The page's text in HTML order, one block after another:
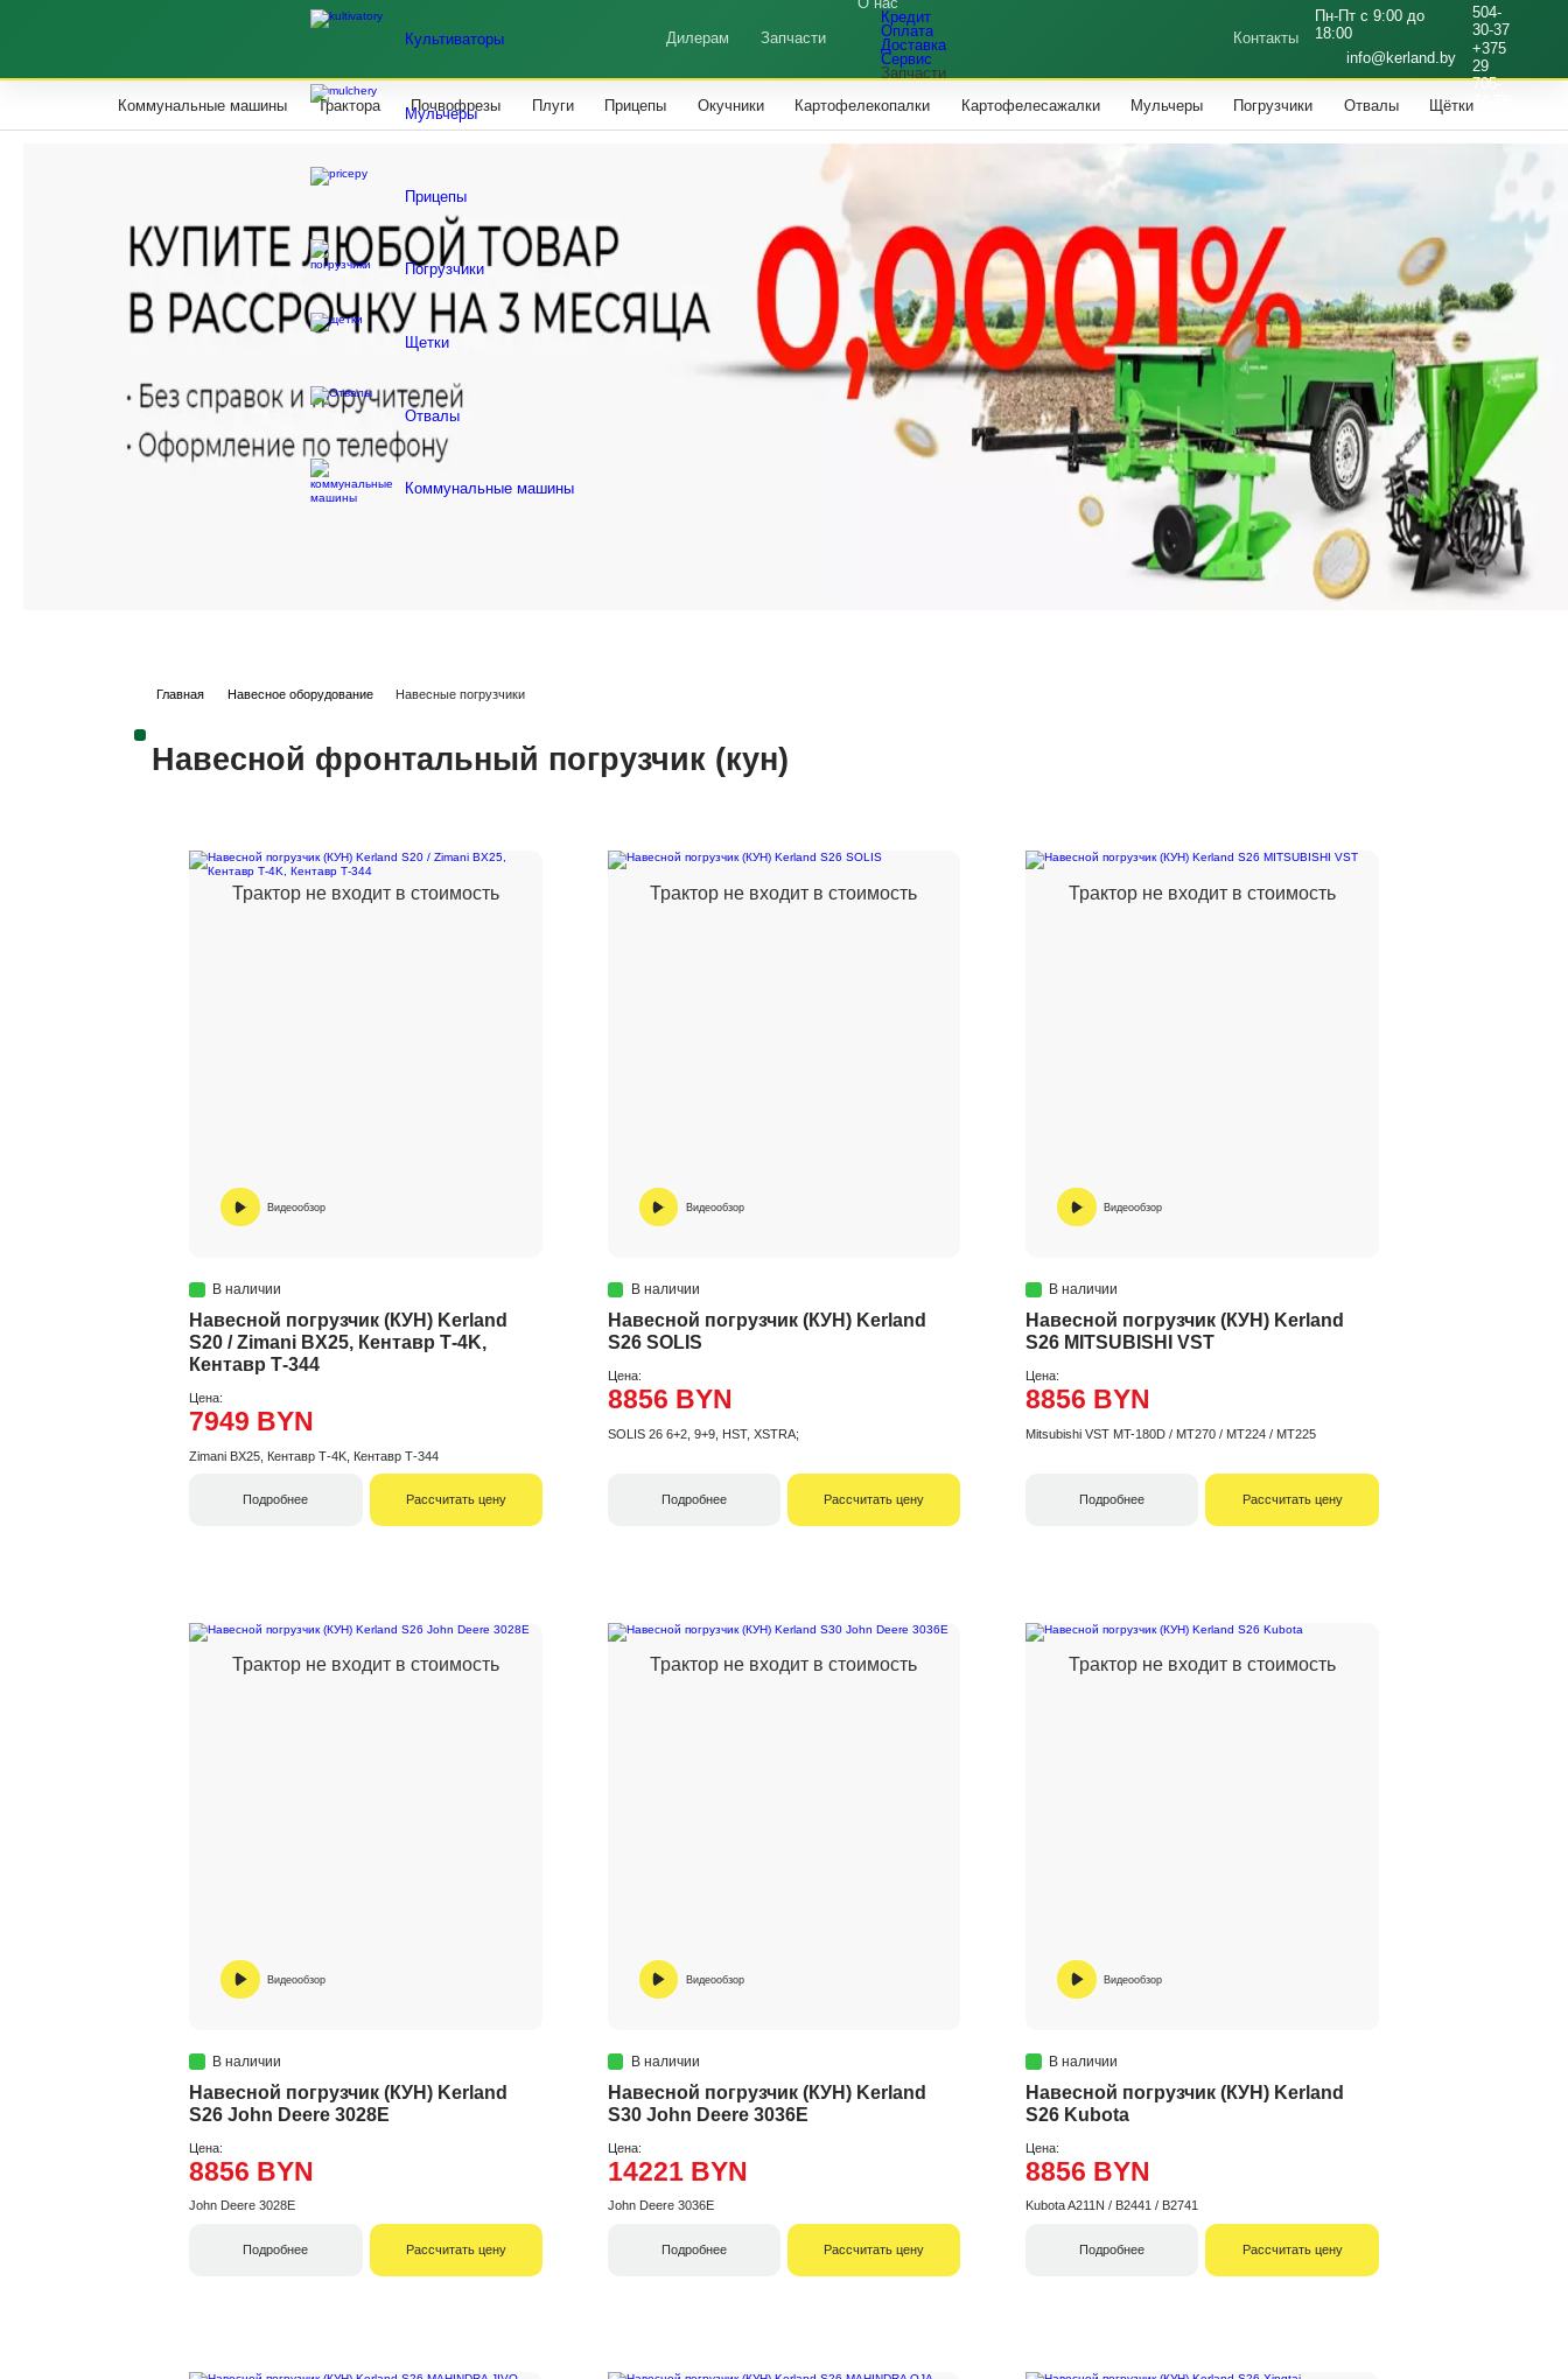
Культиваторы
Мульчеры
Прицепы
Погрузчики
Щетки
Отвалы
Коммунальные машины
Дилерам Запчасти
О нас
Кредит
Оплата
Доставка
Сервис
Запчасти
Контакты
Пн-Пт с 9:00 до
18:00
info@kerland.by
504-
30-37
+375
29
705-
74-78
Коммунальные машины Трактора Почвофрезы Плуги Прицепы Окучники Картофелекопалки Картофелесажалки Мульчеры Погрузчики Отвалы Щётки
Главная Навесное оборудование Навесные погрузчики
Навесной фронтальный погрузчик (кун)
Трактор не входит в стоимость
Видеообзор
В наличии
Навесной погрузчик (КУН) Kerland
S20 / Zimani BX25, Кентавр Т-4K,
Кентавр Т-344
Цена:
7949 BYN
Zimani BX25, Кентавр Т-4K, Кентавр Т-344
Подробнее Рассчитать цену
Трактор не входит в стоимость
Видеообзор
В наличии
Навесной погрузчик (КУН) Kerland
S26 SOLIS
Цена:
8856 BYN
SOLIS 26 6+2, 9+9, HST, XSTRA;
Подробнее Рассчитать цену
Трактор не входит в стоимость
Видеообзор
В наличии
Навесной погрузчик (КУН) Kerland
S26 MITSUBISHI VST
Цена:
8856 BYN
Mitsubishi VST MT-180D / MT270 / MT224 / MT225
Подробнее Рассчитать цену
Трактор не входит в стоимость
Видеообзор
В наличии
Навесной погрузчик (КУН) Kerland
S26 John Deere 3028E
Цена:
8856 BYN
John Deere 3028E
Подробнее Рассчитать цену
Трактор не входит в стоимость
Видеообзор
В наличии
Навесной погрузчик (КУН) Kerland
S30 John Deere 3036E
Цена:
14221 BYN
John Deere 3036E
Подробнее Рассчитать цену
Трактор не входит в стоимость
Видеообзор
В наличии
Навесной погрузчик (КУН) Kerland
S26 Kubota
Цена:
8856 BYN
Kubota A211N / B2441 / B2741
Подробнее Рассчитать цену